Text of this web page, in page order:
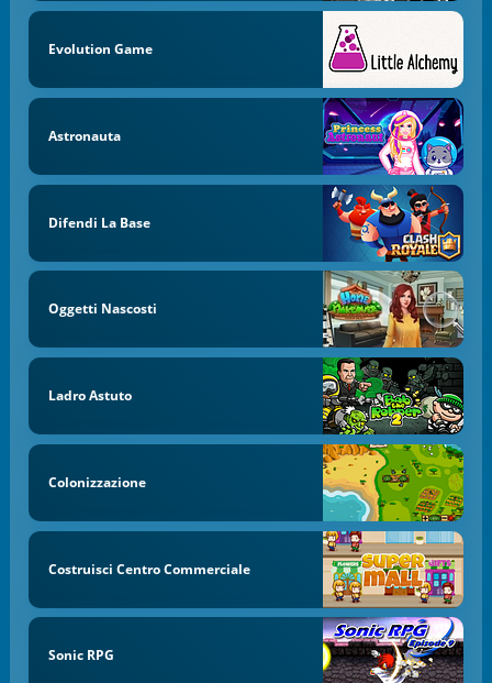
Evolution Game
Astronauta
Difendi La Base
Oggetti Nascosti
Ladro Astuto
Colonizzazione
Costruisci Centro Commerciale
Sonic RPG